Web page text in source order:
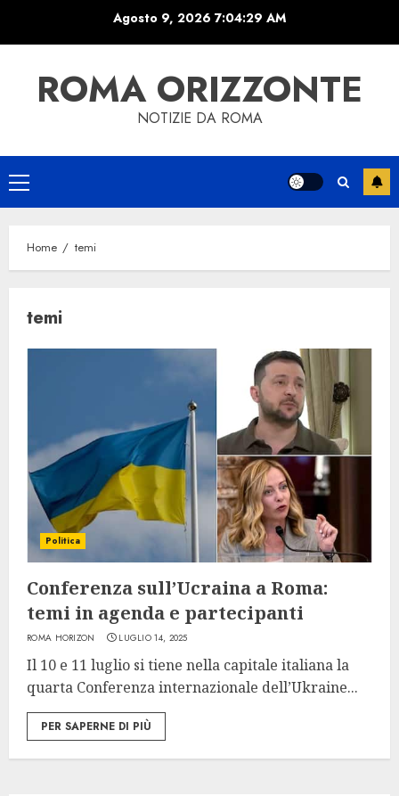
Agosto 9, 2026 7:04:30 AM
ROMA ORIZZONTE
NOTIZIE DA ROMA
Primary
Menu
Home temi
temi
Politica
Conferenza sull’Ucraina a Roma:
temi in agenda e partecipanti
ROMA HORIZON LUGLIO 14, 2025
Il 10 e 11 luglio si tiene nella capitale italiana la
quarta Conferenza internazionale dell’Ukraine...
PER SAPERNE DI PIÙ